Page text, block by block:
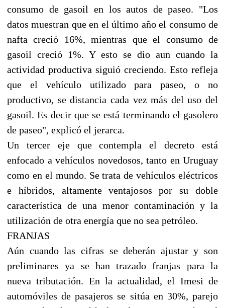
consumo de gasoil en los autos de paseo. "Los
datos muestran que en el último año el consumo de
nafta creció 16%, mientras que el consumo de
gasoil creció 1%. Y esto se dio aun cuando la
actividad productiva siguió creciendo. Esto refleja
que el vehículo utilizado para paseo, o no
productivo, se distancia cada vez más del uso del
gasoil. Es decir que se está terminando el gasolero
de paseo", explicó el jerarca.
Un tercer eje que contempla el decreto está
enfocado a vehículos novedosos, tanto en Uruguay
como en el mundo. Se trata de vehículos eléctricos
e híbridos, altamente ventajosos por su doble
característica de una menor contaminación y la
utilización de otra energía que no sea petróleo.
FRANJAS
Aún cuando las cifras se deberán ajustar y son
preliminares ya se han trazado franjas para la
nueva tributación. En la actualidad, el Imesi de
automóviles de pasajeros se sitúa en 30%, parejo